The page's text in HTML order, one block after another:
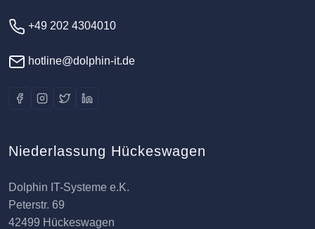
+49 202 4304010
hotline@dolphin-it.de
Niederlassung Hückeswagen
Dolphin IT-Systeme e.K.
Peterstr. 69
42499 Hückeswagen